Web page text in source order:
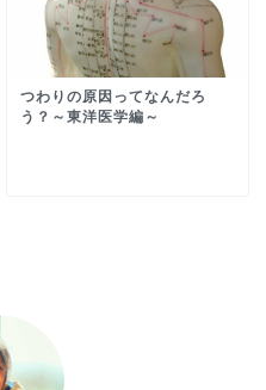
つわりの原因ってなんだろ
う？～東洋医学編～